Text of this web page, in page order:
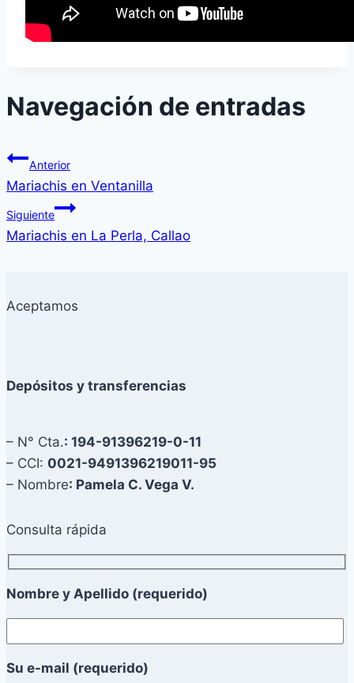
Navegación de entradas
Anterior
Mariachis en Ventanilla
Siguiente
Mariachis en La Perla, Callao
Aceptamos
Depósitos y transferencias
– N° Cta.: 194-91396219-0-11
– CCI: 0021-9491396219011-95
– Nombre: Pamela C. Vega V.
Consulta rápida
Nombre y Apellido (requerido)
Su e-mail (requerido)